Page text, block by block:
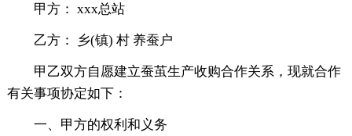
甲方： xxx总站
乙方： 乡(镇) 村 养蚕户
甲乙双方自愿建立蚕茧生产收购合作关系，现就合作
有关事项协定如下：
一、甲方的权利和义务